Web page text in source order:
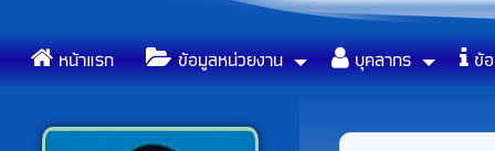
« ข้อบัญญัติองค์การบริหารส่วน
หน้าแรก ข้อมูลหน่วยงาน บุคลากร ข้อ